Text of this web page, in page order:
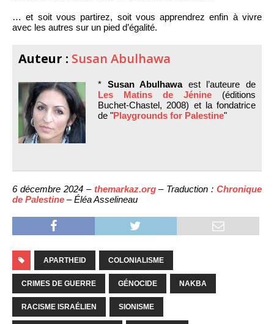
… et soit vous partirez, soit vous apprendrez enfin à vivre
avec les autres sur un pied d’égalité.
Auteur : Susan Abulhawa
* Susan Abulhawaest l’auteure de
Les Matins de Jénine (éditions
Buchet-Chastel, 2008) et la fondatrice
de "Playgrounds for Palestine"
6 décembre 2024 – themarkaz.org– Traduction : Chronique
de Palestine – Éléa Asselineau
APARTHEID COLONIALISME
CRIMES DE GUERRE GÉNOCIDE NAKBA
RACISME ISRAÉLIEN SIONISME